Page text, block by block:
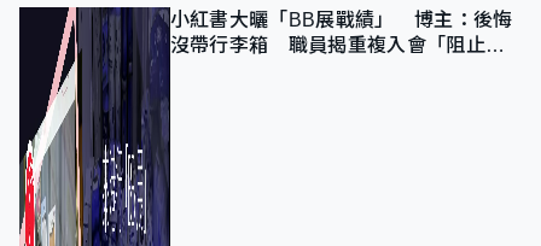
小紅書大曬「BB展戰績」 博主：後悔
沒帶行李箱 職員揭重複入會「阻止唔